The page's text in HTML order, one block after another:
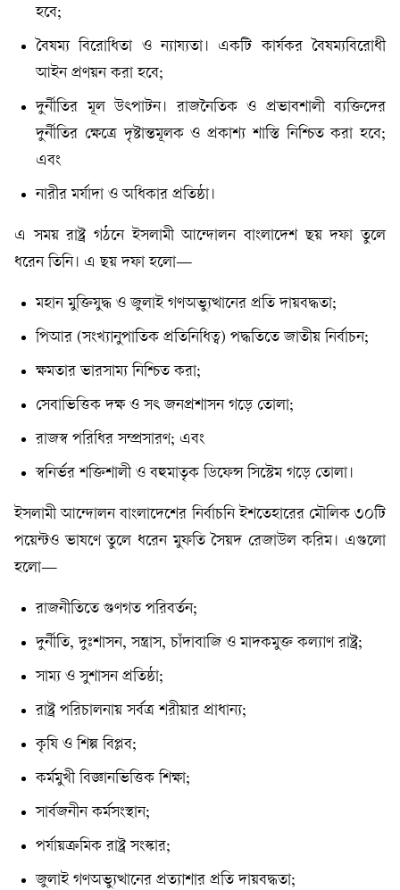
হবে;
বৈষম্য বিরোধিতা ও ন্যায্যতা। একটি কার্যকর বৈষম্যবিরোধী
আইন প্রণয়ন করা হবে;
দুর্নীতির মূল উৎপাটন। রাজনৈতিক ও প্রভাবশালী ব্যক্তিদের
দুর্নীতির ক্ষেত্রে দৃষ্টান্তমূলক ও প্রকাশ্য শাস্তি নিশ্চিত করা হবে;
এবং
নারীর মর্যাদা ও অধিকার প্রতিষ্ঠা।
এ সময় রাষ্ট্র গঠনে ইসলামী আন্দোলন বাংলাদেশ ছয় দফা তুলে
ধরেন তিনি। এ ছয় দফা হলো—
মহান মুক্তিযুদ্ধ ও জুলাই গণঅভ্যুত্থানের প্রতি দায়বদ্ধতা;
পিআর (সংখ্যানুপাতিক প্রতিনিধিত্ব) পদ্ধতিতে জাতীয় নির্বাচন;
ক্ষমতার ভারসাম্য নিশ্চিত করা;
সেবাভিত্তিক দক্ষ ও সৎ জনপ্রশাসন গড়ে তোলা;
রাজস্ব পরিধির সম্প্রসারণ; এবং
স্বনির্ভর শক্তিশালী ও বহুমাতৃক ডিফেন্স সিস্টেম গড়ে তোলা।
ইসলামী আন্দোলন বাংলাদেশের নির্বাচনি ইশতেহারের মৌলিক ৩০টি
পয়েন্টও ভাষণে তুলে ধরেন মুফতি সৈয়দ রেজাউল করিম। এগুলো
হলো—
রাজনীতিতে গুণগত পরিবর্তন;
দুর্নীতি, দুঃশাসন, সন্ত্রাস, চাঁদাবাজি ও মাদকমুক্ত কল্যাণ রাষ্ট্র;
সাম্য ও সুশাসন প্রতিষ্ঠা;
রাষ্ট্র পরিচালনায় সর্বত্র শরীয়ার প্রাধান্য;
কৃষি ও শিল্প বিপ্লব;
কর্মমুখী বিজ্ঞানভিত্তিক শিক্ষা;
সার্বজনীন কর্মসংস্থান;
পর্যায়ক্রমিক রাষ্ট্র সংস্কার;
জুলাই গণঅভ্যুত্থানের প্রত্যাশার প্রতি দায়বদ্ধতা;